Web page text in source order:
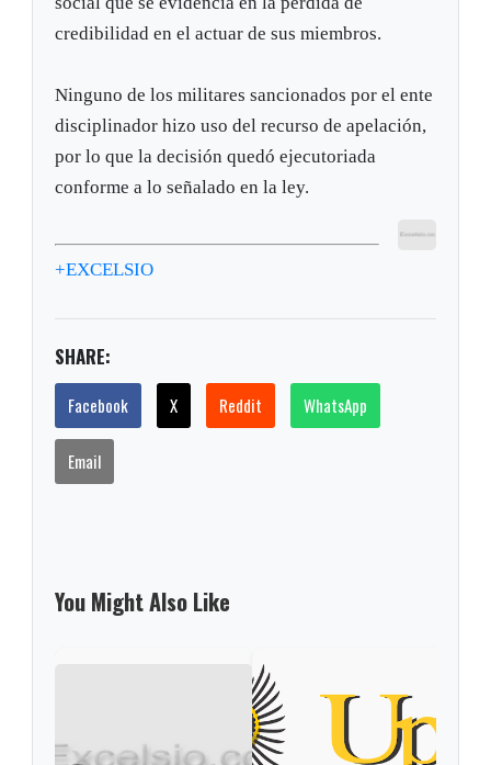
credibilidad en el actuar de sus miembros.
Ninguno de los militares sancionados por el ente
disciplinador hizo uso del recurso de apelación,
por lo que la decisión quedó ejecutoriada
conforme a lo señalado en la ley.
+EXCELSIO
SHARE:
Facebook X Reddit WhatsApp
Email
You Might Also Like